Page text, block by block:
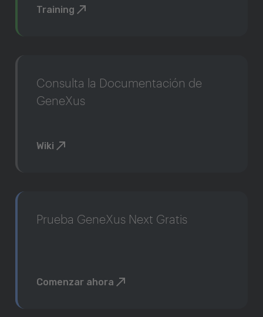
Training
Consulta la Documentación de
GeneXus
Wiki
Prueba GeneXus Next Gratis
Comenzar ahora